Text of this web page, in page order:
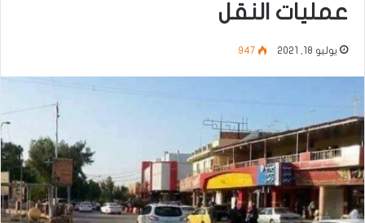
عمليات النقل
يوليو 18, 2021 947